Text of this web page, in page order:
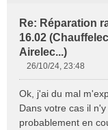
Re: Réparation
16.02
Airelec...)
s
s
a
26/10/24, 23:48
Ok, j'ai du mal
Dans votre cas il
probablement en